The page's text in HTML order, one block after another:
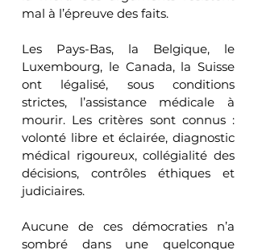
mal à l’épreuve des faits.
Les Pays-Bas, la Belgique, le
Luxembourg, le Canada, la Suisse
ont légalisé, sous conditions
strictes, l’assistance médicale à
mourir. Les critères sont connus :
volonté libre et éclairée, diagnostic
médical rigoureux, collégialité des
décisions, contrôles éthiques et
judiciaires.
Aucune de ces démocraties n’a
sombré dans une quelconque